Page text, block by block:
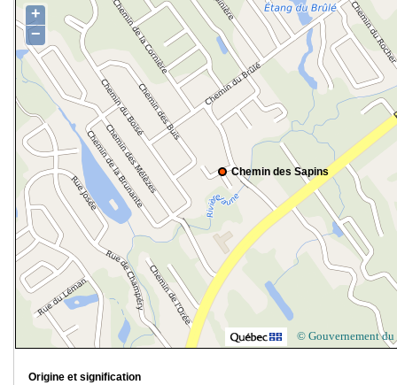
Chemin des Sapins
+
−
© Gouvernement du
Origine et signification